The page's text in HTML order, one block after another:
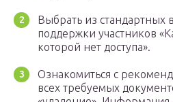
Выбрать из стандартных
поддержки участников
которой нет доступа».
Ознакомиться с
всех требуемых